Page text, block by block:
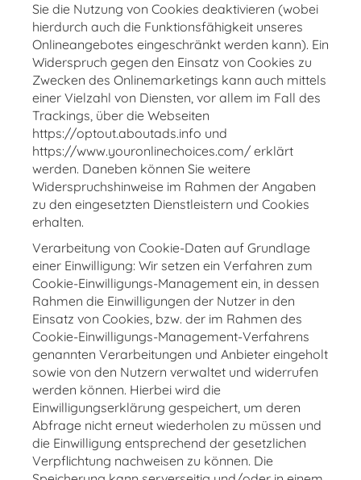
Sie die Nutzung von Cookies deaktivieren (wobei
hierdurch auch die Funktionsfähigkeit unseres
Onlineangebotes eingeschränkt werden kann). Ein
Widerspruch gegen den Einsatz von Cookies zu
Zwecken des Onlinemarketings kann auch mittels
einer Vielzahl von Diensten, vor allem im Fall des
Trackings, über die Webseiten
https://optout.aboutads.info und
https://www.youronlinechoices.com/ erklärt
werden. Daneben können Sie weitere
Widerspruchshinweise im Rahmen der Angaben
zu den eingesetzten Dienstleistern und Cookies
erhalten.
Verarbeitung von Cookie-Daten auf Grundlage
einer Einwilligung: Wir setzen ein Verfahren zum
Cookie-Einwilligungs-Management ein, in dessen
Rahmen die Einwilligungen der Nutzer in den
Einsatz von Cookies, bzw. der im Rahmen des
Cookie-Einwilligungs-Management-Verfahrens
genannten Verarbeitungen und Anbieter eingeholt
sowie von den Nutzern verwaltet und widerrufen
werden können. Hierbei wird die
Einwilligungserklärung gespeichert, um deren
Abfrage nicht erneut wiederholen zu müssen und
die Einwilligung entsprechend der gesetzlichen
Verpflichtung nachweisen zu können. Die